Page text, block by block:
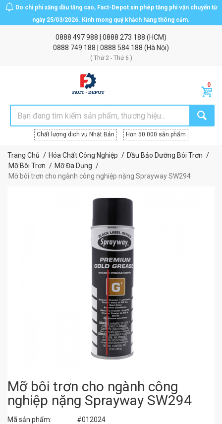
Do chi phí xăng dầu tăng cao, Fact-Depot xin phép tăng phí vận chuyển từ
ngày 25/03/2026. Kính mong quý khách hàng thông cảm.
0888 497 988 0888 273 188 (HCM)
0888 749 188
0888 584 188 (Hà Nội)
( Thứ 2 - Thứ 6 )
Chất lượng dịch vụ Nhật Bản Hơn 50.000 sản phẩm
Trang Chủ Hóa Chất Công Nghiệp
Dầu Bảo Dưỡng Bôi Trơn
Mỡ Bôi Trơn
Mỡ Đa Dụng
Mỡ bôi trơn cho ngành công nghiệp nặng Sprayway SW294
Mỡ bôi trơn cho ngành công
nghiệp nặng Sprayway SW294
Mã sản phẩm:
#012024